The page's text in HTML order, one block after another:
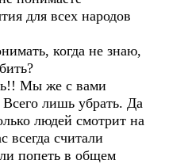
для всех народов
когда не знаю,
Мы же с вами
лишь убрать. Да
людей смотрит на
всегда считали
попеть в общем